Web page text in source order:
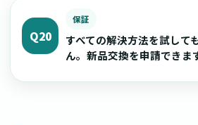
Q20
保証
すべての解決方法を試して
ん。新品交換を申請できま